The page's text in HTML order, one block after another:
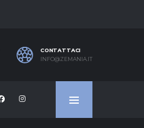
CONTATTACI
INFO@ZEMANIA.IT